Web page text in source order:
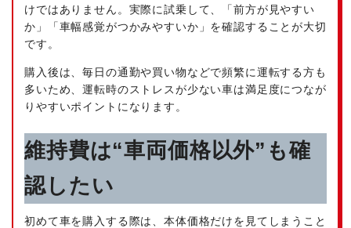
けではありません。実際に試乗して、「前方が見やすい
か」「車幅感覚がつかみやすいか」を確認することが大切
です。
購入後は、毎日の通勤や買い物などで頻繁に運転する方も
多いため、運転時のストレスが少ない車は満足度につなが
りやすいポイントになります。
維持費は“車両価格以外”も確
認したい
初めて車を購入する際は、本体価格だけを見てしまうこと